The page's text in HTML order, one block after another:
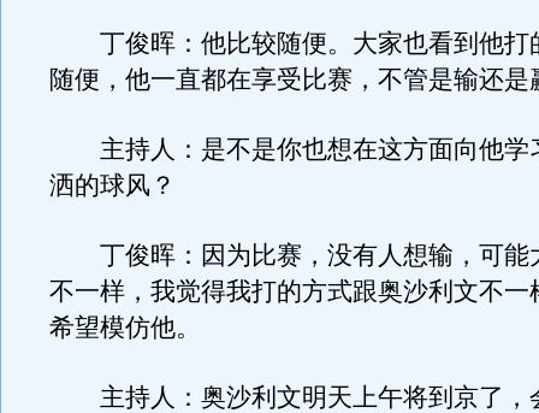
丁俊晖：他比较随便。大家也看到他打
随便，他一直都在享受比赛，不管是输还是
主持人：是不是你也想在这方面向他学
洒的球风？
丁俊晖：因为比赛，没有人想输，可能
不一样，我觉得我打的方式跟奥沙利文不一
希望模仿他。
主持人：奥沙利文明天上午将到京了，